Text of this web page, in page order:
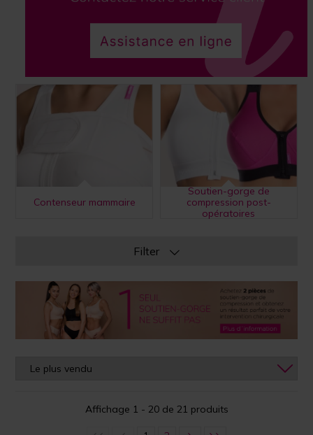
Contenseur mammaire
Soutien-gorge de
compression post-
opératoires
Filter
Affichage 1 - 20 de 21 produits